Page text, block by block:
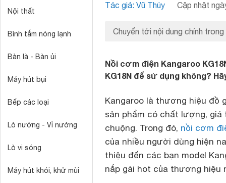
Nội thất
Bình tắm nóng lạnh
Bàn là - Bàn ủi
Máy hút bụi
Bếp các loại
Lò nướng - Vỉ nướng
Lò vi sóng
Máy hút khói, khử mùi
Tác giả: Vũ Thúy Cập nhật
Chuyển tới nội dung chính trong
Nồi cơm điện Kangaroo
KG18N để sử dụng không?
Kangaroo là thương hiệu đồ
sản phẩm có chất lượng,
chuộng. Trong đó, nồi cơm
của nhiều người dùng hiện
thiệu đến các bạn model
nắp gài hot của thương hiệu